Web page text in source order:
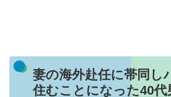
妻の海外赴任に帯同し
住むことになった40代